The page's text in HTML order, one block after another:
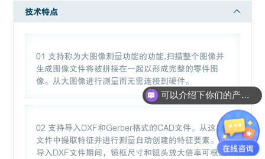
技术特点
01 支持称为大图像测量功能的功能,扫描整个图像并
生成图像文件将被拼接在一起以形成完整的零件图
像。从大图像进行测量而无需连接到硬件。
02 支持导入DXF和Gerber格式的CAD文件。从这些
文件中提取特征并进行测量自动创建的特征要素。在
导入DXF文件期间，镜框尺寸和镜头放大倍率可根据
可以介绍下你们的产品么？